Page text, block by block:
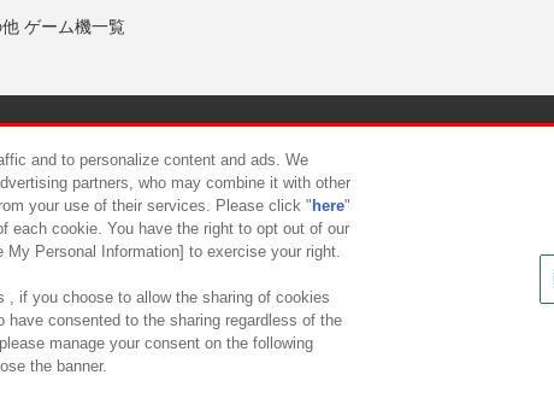
ゲーム機一覧
について カスタマーハラスメント対応方針
and to personalize content and ads. We
partners, who may combine it with other
your use of their services. Please click " here"
each cookie. You have the right to opt out of our
Personal Information] to exercise your right.
, if you choose to allow the sharing of cookies
have consented to the sharing regardless of the
manage your consent on the following
the banner.